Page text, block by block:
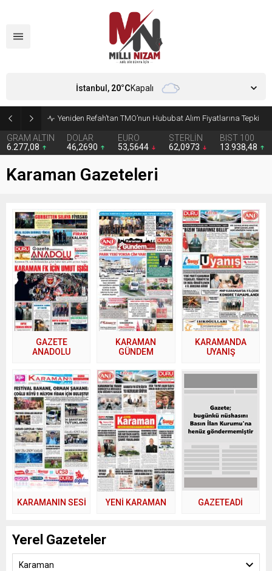
Yeniden Refah’tan TMO’nun Hububat Alım Fiyatlarına Tepki
GRAM ALTIN
6.277,08
DOLAR
46,2690
EURO
53,5644
STERLİN
62,0973
BIST 100
13.938,48
İstanbul, 20°CKapalı
Karaman Gazeteleri
GAZETE
ANADOLU
KARAMAN
GÜNDEM
KARAMANDA
UYANIŞ
KARAMANIN SESİ YENİ KARAMAN GAZETEADI
Yerel Gazeteler
Karaman